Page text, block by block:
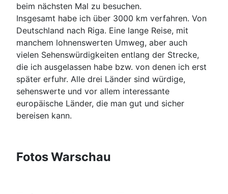
beim nächsten Mal zu besuchen.
Insgesamt habe ich über 3000 km verfahren. Von
Deutschland nach Riga. Eine lange Reise, mit
manchem lohnenswerten Umweg, aber auch
vielen Sehenswürdigkeiten entlang der Strecke,
die ich ausgelassen habe bzw. von denen ich erst
später erfuhr. Alle drei Länder sind würdige,
sehenswerte und vor allem interessante
europäische Länder, die man gut und sicher
bereisen kann.
Fotos Warschau